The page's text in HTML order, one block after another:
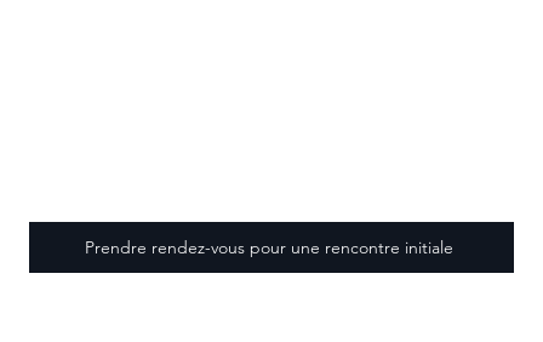
Prendre rendez-vous pour une rencontre initiale